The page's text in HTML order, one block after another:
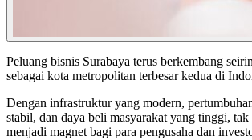
Peluang bisnis Surabaya terus berkembang
sebagai kota metropolitan terbesar kedua di
Dengan infrastruktur yang modern,
stabil, dan daya beli masyarakat yang tinggi,
menjadi magnet bagi para pengusaha dan